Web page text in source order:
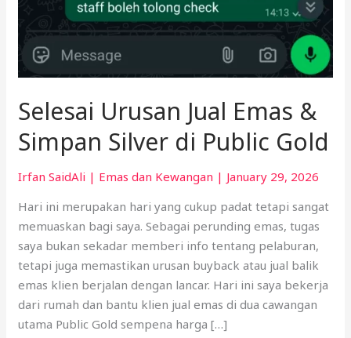
Selesai Urusan Jual Emas &
Simpan Silver di Public Gold
Irfan SaidAli | Emas dan Kewangan | January 29, 2026
Hari ini merupakan hari yang cukup padat tetapi sangat
memuaskan bagi saya. Sebagai perunding emas, tugas
saya bukan sekadar memberi info tentang pelaburan,
tetapi juga memastikan urusan buyback atau jual balik
emas klien berjalan dengan lancar. Hari ini saya bekerja
dari rumah dan bantu klien jual emas di dua cawangan
utama Public Gold sempena harga […]